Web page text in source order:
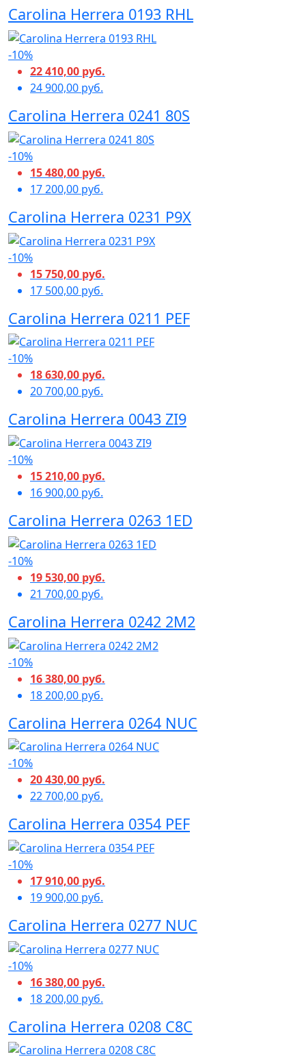
Carolina Herrera 0193 RHL
-10%
22 410,00 руб.
24 900,00 руб.
Carolina Herrera 0241 80S
-10%
15 480,00 руб.
17 200,00 руб.
Carolina Herrera 0231 P9X
-10%
15 750,00 руб.
17 500,00 руб.
Carolina Herrera 0211 PEF
-10%
18 630,00 руб.
20 700,00 руб.
Carolina Herrera 0043 ZI9
-10%
15 210,00 руб.
16 900,00 руб.
Carolina Herrera 0263 1ED
-10%
19 530,00 руб.
21 700,00 руб.
Carolina Herrera 0242 2M2
-10%
16 380,00 руб.
18 200,00 руб.
Carolina Herrera 0264 NUC
-10%
20 430,00 руб.
22 700,00 руб.
Carolina Herrera 0354 PEF
-10%
17 910,00 руб.
19 900,00 руб.
Carolina Herrera 0277 NUC
-10%
16 380,00 руб.
18 200,00 руб.
Carolina Herrera 0208 C8C